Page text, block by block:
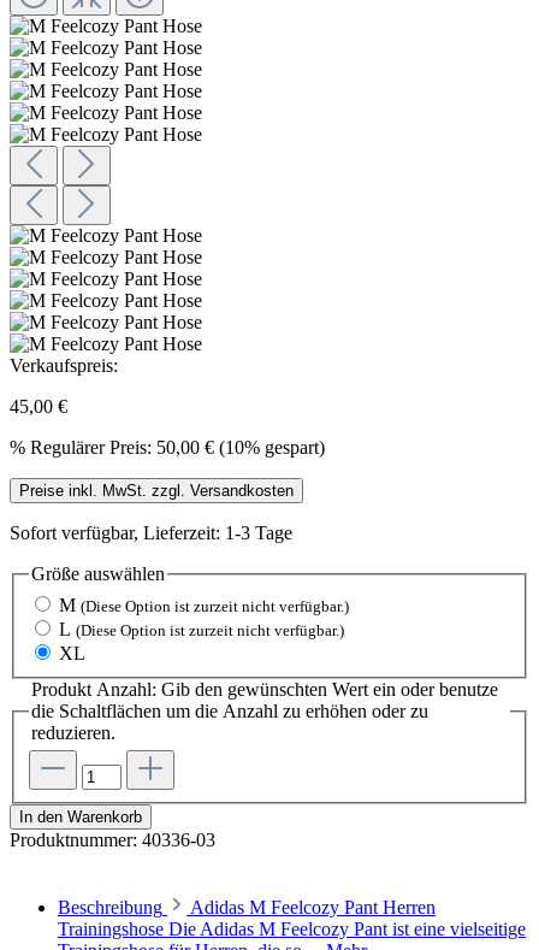
Verkaufspreis:
45,00 €
% Regulärer Preis: 50,00 € (10% gespart)
Preise inkl. MwSt. zzgl. Versandkosten
Sofort verfügbar, Lieferzeit: 1-3 Tage
Größe auswählen
M (Diese Option ist zurzeit nicht verfügbar.)
L (Diese Option ist zurzeit nicht verfügbar.)
XL
Produkt Anzahl: Gib den gewünschten Wert ein oder benutze
die Schaltflächen um die Anzahl zu erhöhen oder zu
reduzieren.
In den Warenkorb
Produktnummer: 40336-03
Beschreibung
Adidas M Feelcozy Pant Herren
Trainingshose Die Adidas M Feelcozy Pant ist eine vielseitige